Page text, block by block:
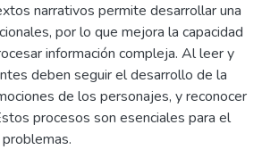
narrativos permite desarrollar una
por lo que mejora la capacidad
información compleja. Al leer y
deben seguir el desarrollo de la
de los personajes, y reconocer
procesos son esenciales para el